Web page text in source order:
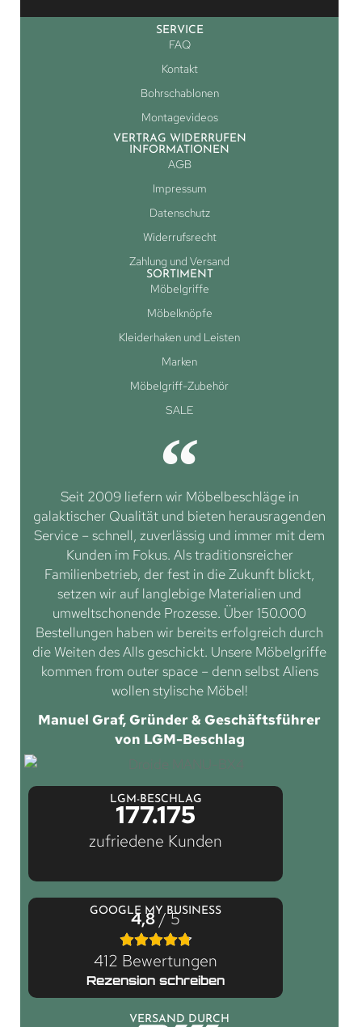
SERVICE
FAQ
Kontakt
Bohrschablonen
Montagevideos
VERTRAG WIDERRUFEN
INFORMATIONEN
AGB
Impressum
Datenschutz
Widerrufsrecht
Zahlung und Versand
SORTIMENT
Möbelgriffe
Möbelknöpfe
Kleiderhaken und Leisten
Marken
Möbelgriff-Zubehör
SALE
Seit 2009 liefern wir Möbelbeschläge in
galaktischer Qualität und bieten herausragenden
Service – schnell, zuverlässig und immer mit dem
Kunden im Fokus. Als traditionsreicher
Familienbetrieb, der fest in die Zukunft blickt,
setzen wir auf langlebige Materialien und
umweltschonende Prozesse. Über 150.000
Bestellungen haben wir bereits erfolgreich durch
die Weiten des Alls geschickt. Unsere Möbelgriffe
kommen from outer space – denn selbst Aliens
wollen stylische Möbel!
Manuel Graf, Gründer & Geschäftsführer
von LGM-Beschlag
LGM-BESCHLAG
177.175
zufriedene Kunden
GOOGLE MY BUSINESS
4,8/ 5
412 Bewertungen
Rezension schreiben
VERSAND DURCH